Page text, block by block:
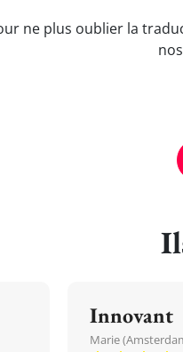
ne plus oublier la
Innovant
Marie